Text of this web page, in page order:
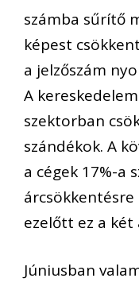
számba sűrítő
képest
a jelzőszám
A
szektorban
szándékok. A
a cégek 17%-a
árcsökkentésre
ezelőtt ez a két
Júniusban